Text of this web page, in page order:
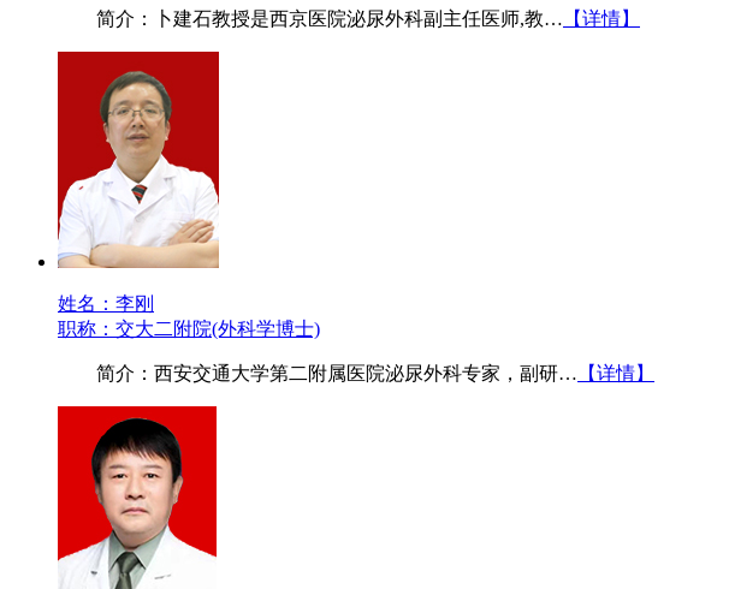
简介：卜建石教授是西京医院泌尿外科副主任医师,教… 【详情】
姓名：李刚
职称：交大二附院(外科学博士)
简介：西安交通大学第二附属医院泌尿外科专家，副研… 【详情】